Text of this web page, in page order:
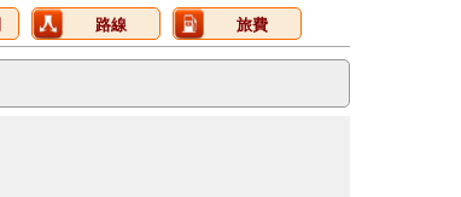
路線 旅費